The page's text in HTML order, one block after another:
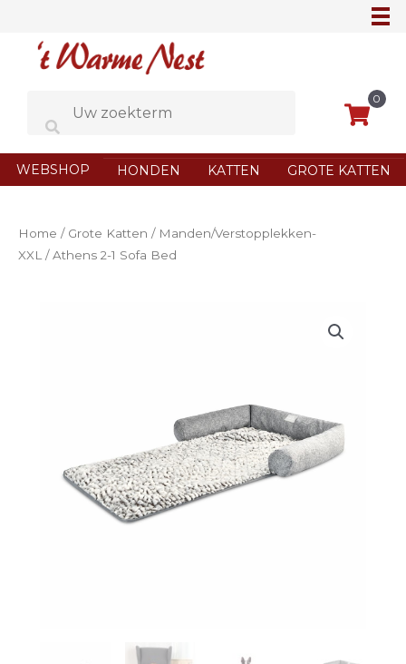
0
WEBSHOP HONDEN KATTEN GROTE KATTEN
Home / Grote Katten / Manden/Verstopplekken-
XXL / Athens 2-1 Sofa Bed